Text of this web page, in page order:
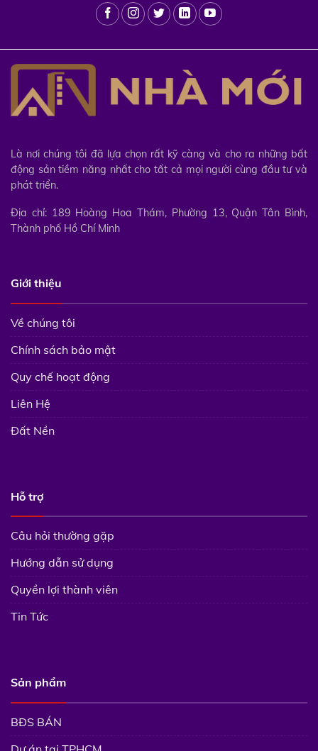
Là nơi chúng tôi đã lựa chọn rất kỹ càng và cho ra những bất
động sản tiềm năng nhất cho tất cả mọi người cùng đầu tư và
phát triển.
Địa chỉ: 189 Hoàng Hoa Thám, Phường 13, Quận Tân Bình,
Thành phố Hồ Chí Minh
Giới thiệu
Về chúng tôi
Chính sách bảo mật
Quy chế hoạt động
Liên Hệ
Đất Nền
Hỗ trợ
Câu hỏi thường gặp
Hướng dẫn sử dụng
Quyền lợi thành viên
Tin Tức
Sản phẩm
BĐS BÁN